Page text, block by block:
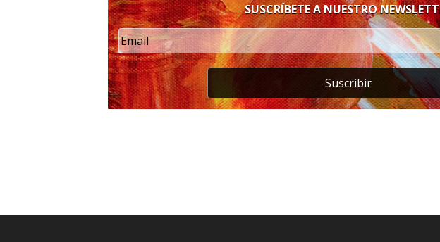
SUSCRÍBETE A NUESTRO
Suscribir